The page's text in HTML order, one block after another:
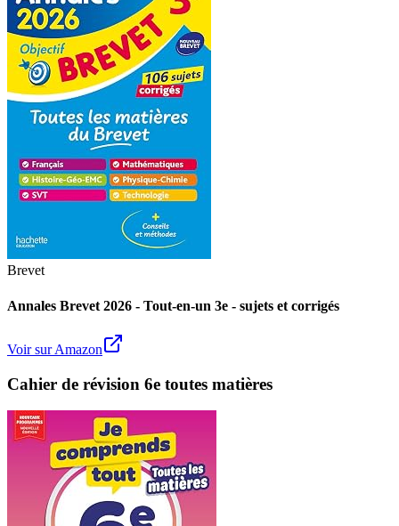
Brevet
Annales Brevet 2026 - Tout-en-un 3e - sujets et corrigés
Voir sur Amazon
Cahier de révision 6e toutes matières